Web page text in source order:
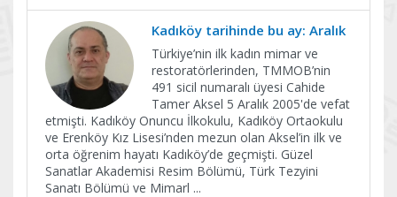
Kadıköy tarihinde bu ay: Aralık
Türkiye’nin ilk kadın mimar ve
restoratörlerinden, TMMOB’nin
491 sicil numaralı üyesi Cahide
Tamer Aksel 5 Aralık 2005'de vefat
etmişti. Kadıköy Onuncu İlkokulu, Kadıköy Ortaokulu
ve Erenköy Kız Lisesi’nden mezun olan Aksel’in ilk ve
orta öğrenim hayatı Kadıköy’de geçmişti. Güzel
Sanatlar Akademisi Resim Bölümü, Türk Tezyini
Sanatı Bölümü ve Mimarl ...